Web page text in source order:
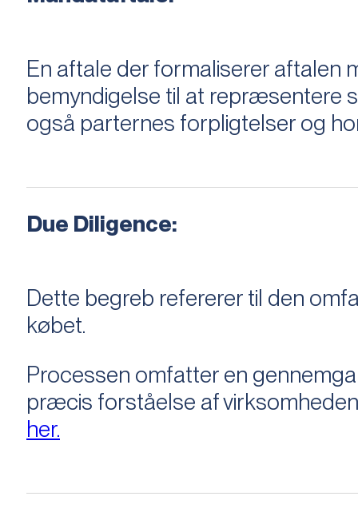
En aftale der formaliserer
bemyndigelse til at repræsentere
også parternes forpligtelser og
Due Diligence:
Dette begreb refererer til den
købet.
Processen omfatter en
præcis forståelse af
her.